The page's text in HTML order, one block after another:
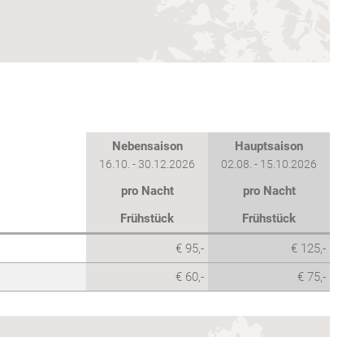
Nebensaison
16.10. - 30.12.2026
Hauptsaison
02.08. - 15.10.2026
pro Nacht
pro Nacht
Frühstück
Frühstück
€ 95,-
€ 125,-
€ 60,- € 75,-